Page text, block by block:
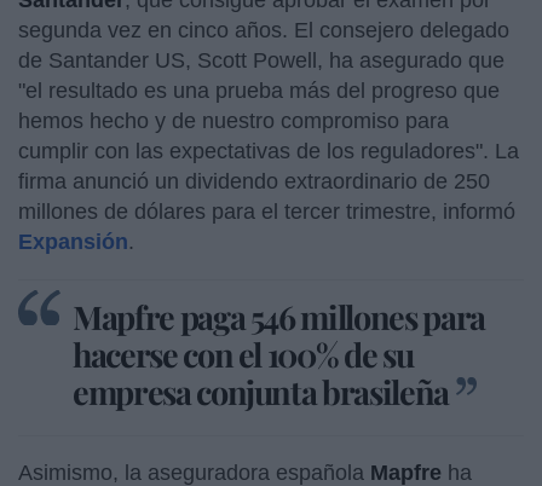
segunda vez en cinco años. El consejero delegado
de Santander US, Scott Powell, ha asegurado que
"el resultado es una prueba más del progreso que
hemos hecho y de nuestro compromiso para
cumplir con las expectativas de los reguladores". La
firma anunció un dividendo extraordinario de 250
millones de dólares para el tercer trimestre, informó
Expansión.
Mapfre paga 546 millones para
hacerse con el 100% de su
empresa conjunta brasileña
Asimismo, la aseguradora española Mapfre ha